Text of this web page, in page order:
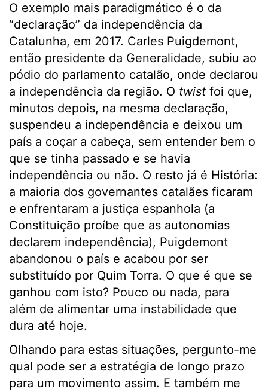
O exemplo mais paradigmático é o da
“declaração” da independência da
Catalunha, em 2017. Carles Puigdemont,
então presidente da Generalidade, subiu ao
pódio do parlamento catalão, onde declarou
a independência da região. O twist foi que,
minutos depois, na mesma declaração,
suspendeu a independência e deixou um
país a coçar a cabeça, sem entender bem o
que se tinha passado e se havia
independência ou não. O resto já é História:
a maioria dos governantes catalães ficaram
e enfrentaram a justiça espanhola (a
Constituição proíbe que as autonomias
declarem independência), Puigdemont
abandonou o país e acabou por ser
substituído por Quim Torra. O que é que se
ganhou com isto? Pouco ou nada, para
além de alimentar uma instabilidade que
dura até hoje.
Olhando para estas situações, pergunto-me
qual pode ser a estratégia de longo prazo
para um movimento assim. E também me